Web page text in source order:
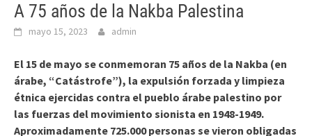
A 75 años de la Nakba Palestina
mayo 15, 2023 admin
El 15 de mayo se conmemoran 75 años de la Nakba (en
árabe, “Catástrofe”), la expulsión forzada y limpieza
étnica ejercidas contra el pueblo árabe palestino por
las fuerzas del movimiento sionista en 1948-1949.
Aproximadamente 725.000 personas se vieron obligadas